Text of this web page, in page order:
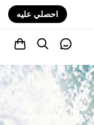
احصلي عليه